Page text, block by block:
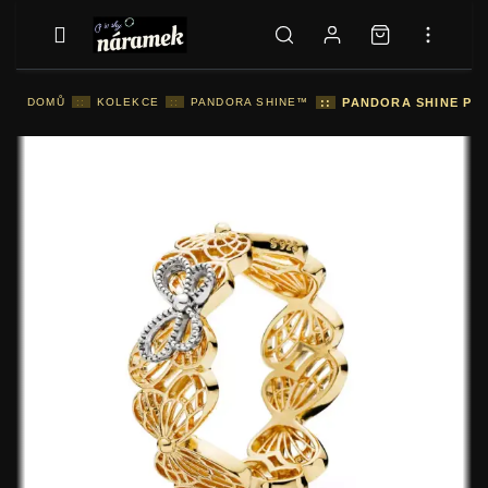
DOMŮ :: KOLEKCE :: PANDORA SHINE™ :: PANDORA SHINE